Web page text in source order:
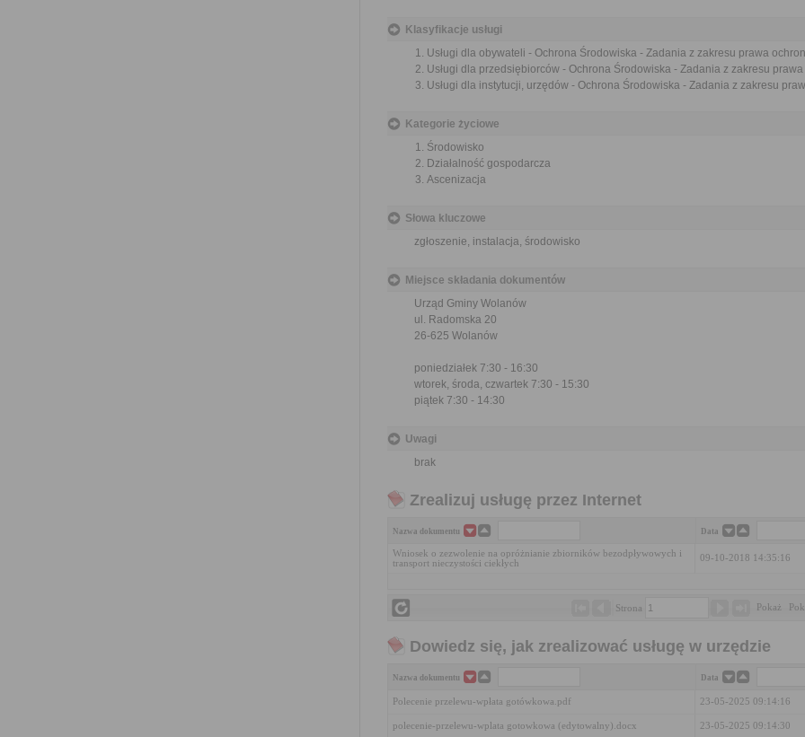
Klasyfikacje usługi
Usługi dla obywateli - Ochrona Środowiska - Zadania z zakresu prawa
Usługi dla przedsiębiorców - Ochrona Środowiska - Zadania z zakresu
Usługi dla instytucji, urzędów - Ochrona Środowiska - Zadania z zakresu
Kategorie życiowe
Środowisko
Działalność gospodarcza
Ascenizacja
Słowa kluczowe
zgłoszenie, instalacja, środowisko
Miejsce składania dokumentów
Urząd Gminy Wolanów
ul. Radomska 20
26-625 Wolanów
poniedziałek 7:30 - 16:30
wtorek, środa, czwartek 7:30 - 15:30
piątek 7:30 - 14:30
Uwagi
brak
Zrealizuj usługę przez Internet
Nazwa dokumentu Data
Wniosek o zezwolenie na opróżnianie zbiorników bezodpływowych i
transport nieczystości ciekłych
09-10-2018 14:35:16
Strona Pokaż
Dowiedz się, jak zrealizować usługę w urzędzie
Nazwa dokumentu Data
Polecenie przelewu-wpłata gotówkowa.pdf 23-05-2025 09:14:16
polecenie-przelewu-wplata gotowkowa (edytowalny).docx 23-05-2025 09:14:30